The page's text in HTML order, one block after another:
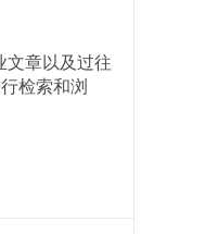
文章以及过往
检索和浏